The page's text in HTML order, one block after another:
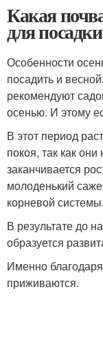
Какая
для
Особенности
посадить и
рекомендуют
осенью. И этому
В этот период
покоя, так как
заканчивается
молоденький
корневой системы.
В результате до
образуется
Именно
приживаются.